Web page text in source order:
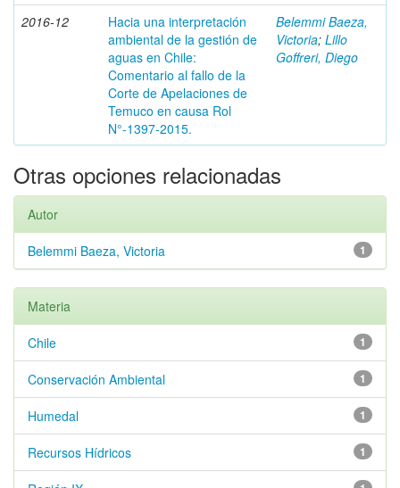
2016-12
Hacia una interpretación
ambiental de la gestión de
aguas en Chile:
Comentario al fallo de la
Corte de Apelaciones de
Temuco en causa Rol
N°-1397-2015.
Belemmi Baeza,
Victoria; Lillo
Goffreri, Diego
Otras opciones relacionadas
Autor
1
Belemmi Baeza, Victoria
Materia
1
Chile
1
Conservación Ambiental
1
Humedal
1
Recursos Hídricos